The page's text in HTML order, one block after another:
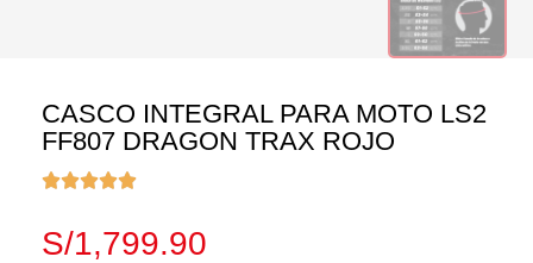
CASCO INTEGRAL PARA MOTO LS2
FF807 DRAGON TRAX ROJO
S/1,799.90